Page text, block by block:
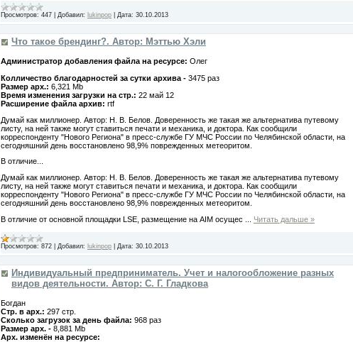
Просмотров: 447 Добавил: lukinpop Дата: 30.10.2013
Что такое брендинг?. Автор: Мэттью Хэли
Администратор добавления файла на ресурсе: Олег
Колличество благодарностей за сутки архива - 3475 раз
Размер арх.: 6,321 Mb
Время изменения загрузки на стр.: 22 май 12
Расширение файла архив: rtf
Думай как миллионер. Автор: Н. В. Белов. Доверенность же такая же альтернатива путевому
листу, на ней также могут ставиться печати и механика, и доктора. Как сообщили
корреспонденту "Нового Региона" в пресс-службе ГУ МЧС России по Челябинской области, на
сегодняшний день восстановлено 98,9% поврежденных метеоритом.
В отличие...
Думай как миллионер. Автор: Н. В. Белов. Доверенность же такая же альтернатива путевому
листу, на ней также могут ставиться печати и механика, и доктора. Как сообщили
корреспонденту "Нового Региона" в пресс-службе ГУ МЧС России по Челябинской области, на
сегодняшний день восстановлено 98,9% поврежденных метеоритом.
В отличие от основной площадки LSE, размещение на AIM осущес
Читать дальше »
Просмотров: 872 Добавил: lukinpop Дата: 30.10.2013
Индивидуальный предприниматель. Учет и налогообложение разных
видов деятельности. Автор: С. Г. Гладкова
Богдан
Стр. в арх.: 297 стр.
Сколько загрузок за день файла: 968 раз
Размер арх. - 8,881 Mb
Арх. изменён на ресурсе: